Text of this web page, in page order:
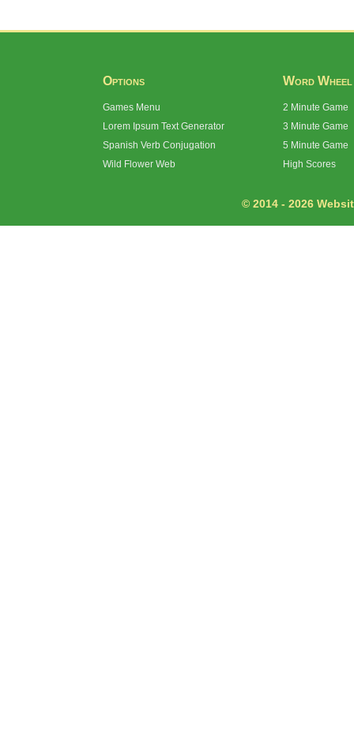
Options
Games Menu
Lorem Ipsum Text Generator
Spanish Verb Conjugation
Wild Flower Web
Word Wheel
2 Minute Game
3 Minute Game
5 Minute Game
High Scores
© 2014 - 2026